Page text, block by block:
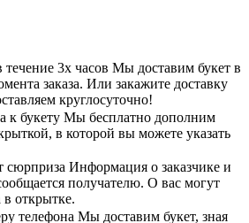
течение 3х часов Мы доставим букет в
заказа. Или закажите доставку
круглосуточно!
к букету Мы бесплатно дополним
в которой вы можете указать
сюрприза Информация о заказчике и
получателю. О вас могут
в открытке.
телефона Мы доставим букет, зная